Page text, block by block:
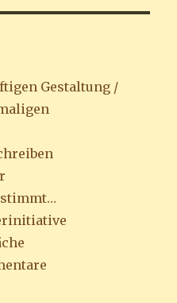
Gestaltung /